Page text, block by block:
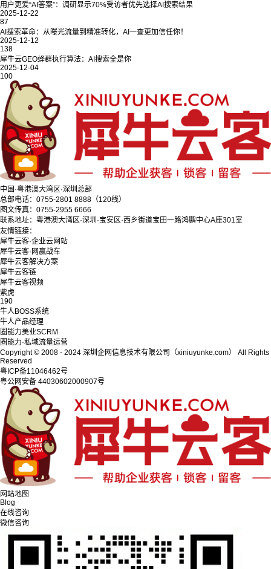
用户更爱“AI答案”：调研显示70%受访者优先选择AI搜索结果
2025-12-22
87
AI搜索革命：从曝光流量到精准转化，AI一查更加信任你！
2025-12-12
138
犀牛云GEO蜂群执行算法：AI搜索全是你
2025-12-04
100
中国·粤港澳大湾区·深圳总部
总部电话：0755-2801 8888（120线）
图文传真：0755-2955 6666
联系地址：粤港澳大湾区·深圳·宝安区·西乡街道宝田一路鸿鹏中心A座301室
友情链接：
犀牛云客·企业云网站
犀牛云客·网赢战车
犀牛云客解决方案
犀牛云客链
犀牛云客视频
紫虎
190
牛人BOSS系统
牛人产品经理
圈能力美业SCRM
圈能力·私域流量运营
Copyright © 2008 - 2024 深圳企网信息技术有限公司（xiniuyunke.com） All Rights
Reserved
粤ICP备11046462号
粤公网安备 44030602000907号
网站地图
Blog
在线咨询
微信咨询